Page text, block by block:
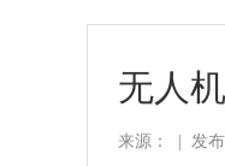
无人
来源： 发